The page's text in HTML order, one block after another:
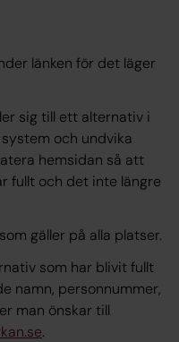
länken för det läger
sig till ett alternativ i
och undvika
hemsidan så att
fullt och det inte längre
gäller på alla platser.
som har blivit fullt
namn, personnummer,
man önskar till
.